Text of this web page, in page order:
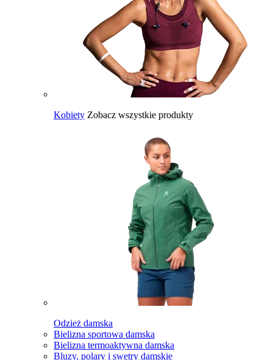
Kobiety Zobacz wszystkie produkty
Odzież damska
Bielizna sportowa damska
Bielizna termoaktywna damska
Bluzy, polary i swetry damskie